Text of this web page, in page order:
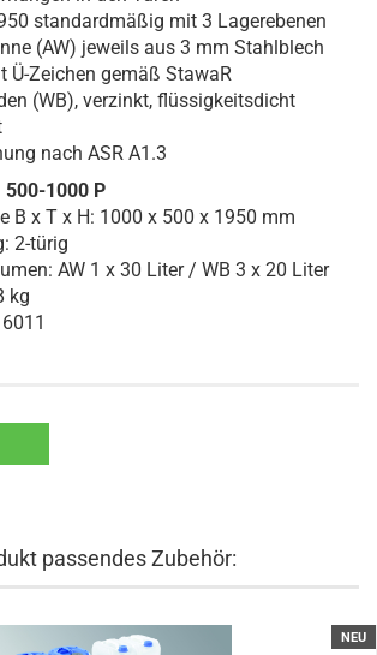
standardmäßig mit 3 Lagerebenen
(AW) jeweils aus 3 mm Stahlblech
Ü-Zeichen gemäß StawaR
(WB), verzinkt, flüssigkeitsdicht
nach ASR A1.3
500-1000 P
B x T x H: 1000 x 500 x 1950 mm
2-türig
AW 1 x 30 Liter / WB 3 x 20 Liter
kg
passendes Zubehör:
NEU